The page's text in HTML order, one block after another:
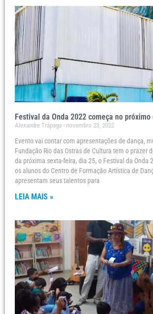
Festival da Onda 2022 começa no próximo
Alexandre Trápaga novembro 23, 2022
Evento vai contar com apresentações de dança,
Fundação Rio das Ostras de Cultura tem o prazer
da próxima sexta-feira, dia 25, o Festival da Onda
os alunos do Centro de Formação Artística de
apresentam seus talentos para
LEIA MAIS »